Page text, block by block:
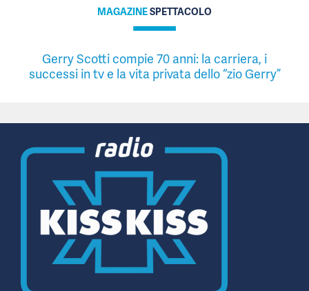
MAGAZINESPETTACOLO
Gerry Scotti compie 70 anni: la carriera, i
successi in tv e la vita privata dello “zio Gerry”